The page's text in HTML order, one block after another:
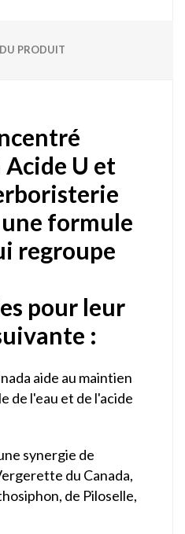
PRODUIT
U et
une formule
regroupe
pour leur
:
aide au maintien
de l'eau et de l'acide
synergie de
du Canada,
de Piloselle,